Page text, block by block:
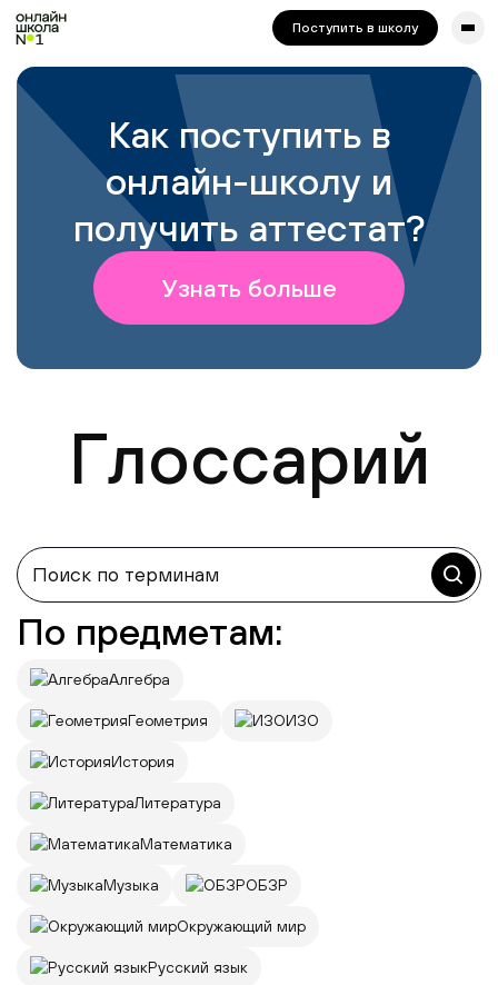
сайта. Для корректной работы попробуйте отключить VPN.
Поступить в школу
Как поступить в
онлайн-школу и
получить аттестат?
Узнать больше
Глоссарий
По предметам:
Алгебра
Геометрия ИЗО
История
Литература
Математика
Музыка ОБЗР
Окружающий мир
Русский язык